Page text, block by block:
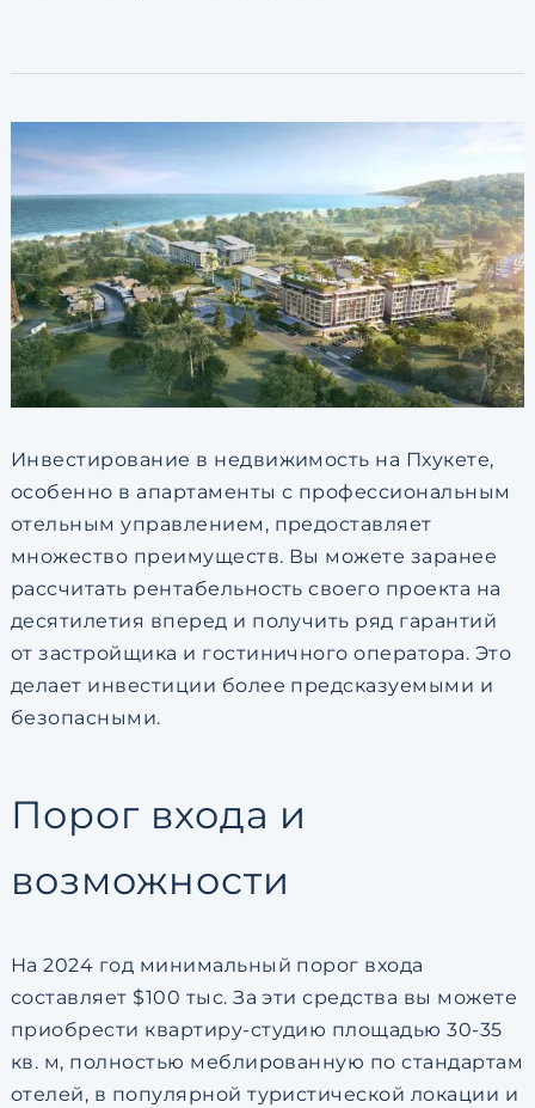
Инвестирование в недвижимость на Пхукете,
особенно в апартаменты с профессиональным
отельным управлением, предоставляет
множество преимуществ. Вы можете заранее
рассчитать рентабельность своего проекта на
десятилетия вперед и получить ряд гарантий
от застройщика и гостиничного оператора. Это
делает инвестиции более предсказуемыми и
безопасными.
Порог входа и
возможности
На 2024 год минимальный порог входа
составляет $100 тыс. За эти средства вы можете
приобрести квартиру-студию площадью 30-35
кв. м, полностью меблированную по стандартам
отелей, в популярной туристической локации и